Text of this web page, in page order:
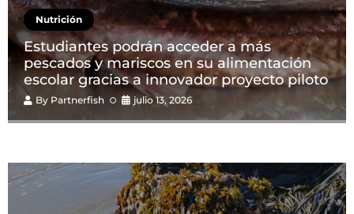
Nutrición
Estudiantes podrán acceder a más
pescados y mariscos en su alimentación
escolar gracias a innovador proyecto piloto
By Partnerfish julio 13, 2026